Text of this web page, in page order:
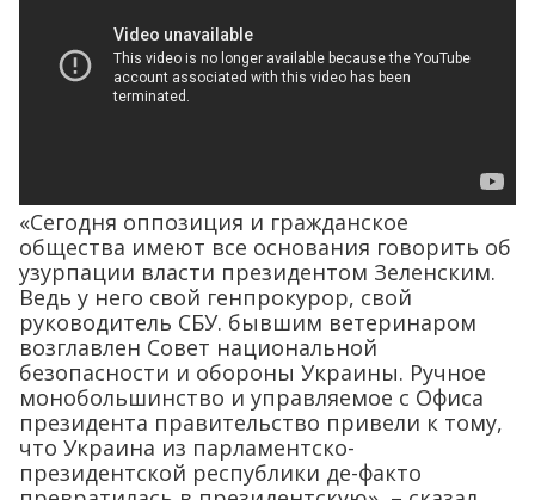
«Сегодня оппозиция и гражданское
общества имеют все основания говорить об
узурпации власти президентом Зеленским.
Ведь у него свой генпрокурор, свой
руководитель СБУ. бывшим ветеринаром
возглавлен Совет национальной
безопасности и обороны Украины. Ручное
монобольшинство и управляемое с Офиса
президента правительство привели к тому,
что Украина из парламентско-
президентской республики де-факто